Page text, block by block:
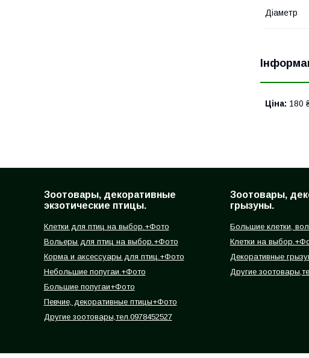
Діаметр
Ціна: 180
Зоотовары, декоративные
экзотические птицы.
Клетки для птиц на выбор.+Фото
Вольеры для птиц на выбор.+Фото
Корма и аксессуары для птиц.+Фото
Небольшие попугаи.+Фото
Большие попугаи+Фото
Певчие, декоративные птицы+Фото
Другие зоотовары,тел.0978452527
Зоотовары,
грызуны.
Большие клетки,
Клетки на
Декоративные
Другие